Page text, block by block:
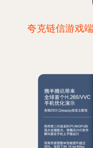
夸克链信游戏